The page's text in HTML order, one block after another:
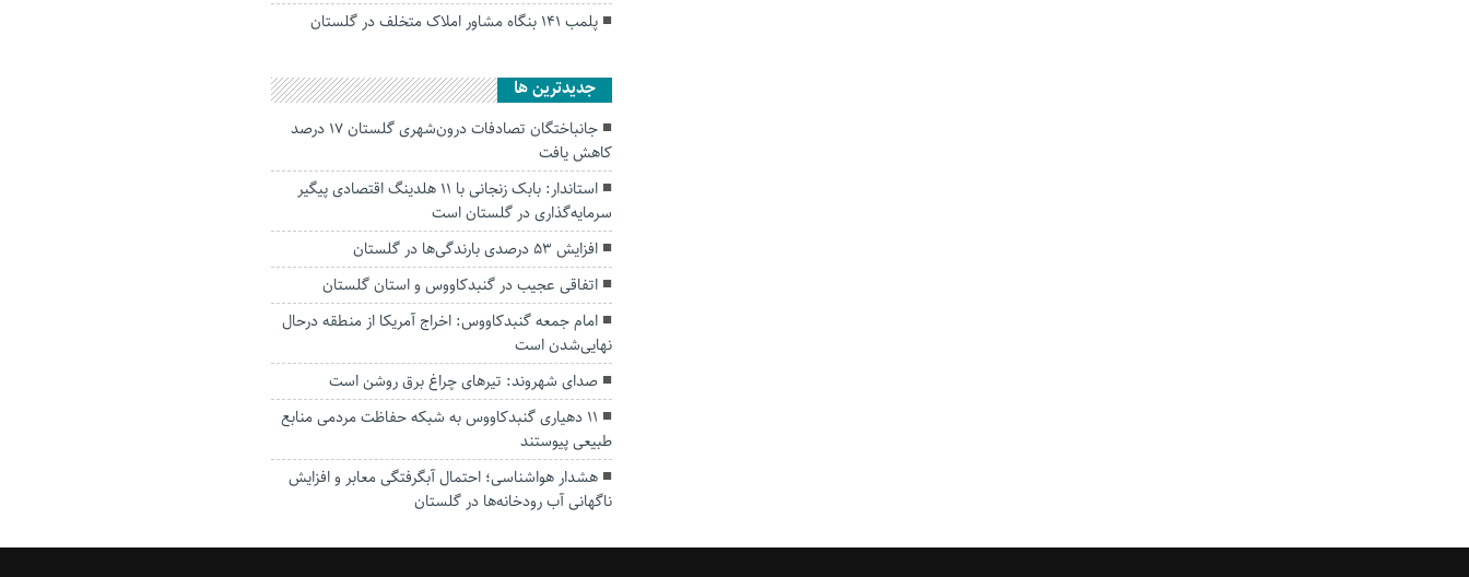
پلمب ۱۴۱ بنگاه مشاور املاک متخلف در گلستان
جديدترين ها
جانباختگان تصادفات درون‌شهری گلستان ۱۷ درصد
کاهش یافت
استاندار: بابک زنجانی با ۱۱ هلدینگ اقتصادی پیگیر
سرمایه‌گذاری در گلستان است
افزایش ۵۳ درصدی بارندگی‌ها در گلستان
اتفاقی عجیب در‌ گنبدکاووس و استان گلستان
امام جمعه گنبدکاووس: اخراج آمریکا از منطقه درحال
نهایی‌شدن است
صدای شهروند: تیرهای چراغ برق روشن است
۱۱ دهیاری گنبدکاووس به شبکه حفاظت مردمی منابع
طبیعی پیوستند
هشدار هواشناسی؛ احتمال آبگرفتگی معابر و افزایش
ناگهانی آب رودخانه‌ها در گلستان